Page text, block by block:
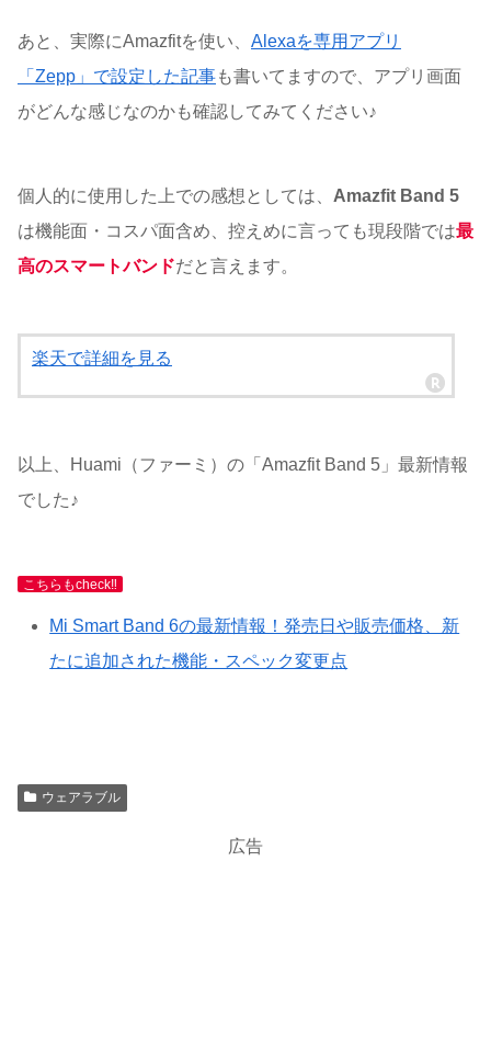
あと、実際にAmazfitを使い、 Alexaを専用アプリ
「Zepp」で設定した記事も書いてますので、アプリ画面
がどんな感じなのかも確認してみてください♪
個人的に使用した上での感想としては、 Amazfit Band 5
は機能面・コスパ面含め、控えめに言っても現段階では最
高のスマートバンドだと言えます。
楽天で詳細を見る
以上、Huami（ファーミ）の「Amazfit Band 5」最新情報
でした♪
こちらもcheck‼
Mi Smart Band 6の最新情報！発売日や販売価格、新
たに追加された機能・スペック変更点
ウェアラブル
広告